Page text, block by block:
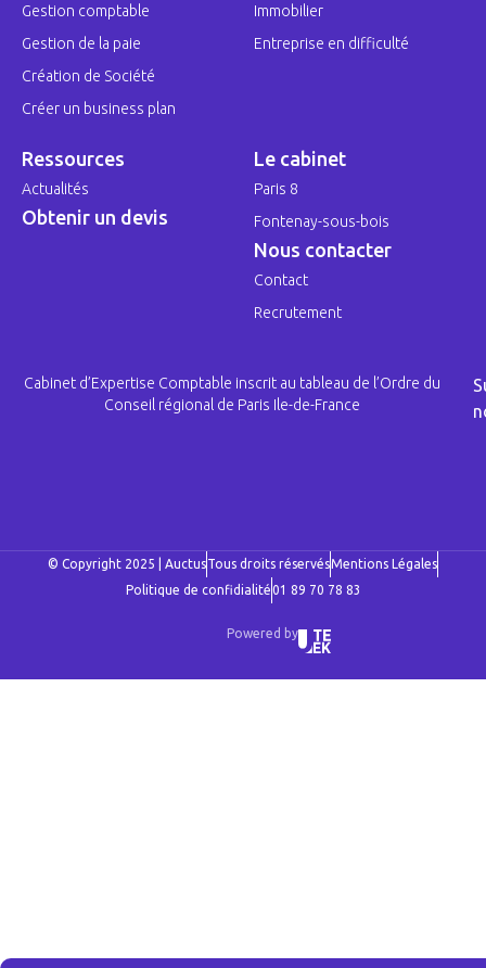
Gestion comptable
Gestion de la paie
Création de Société
Créer un business plan
Immobilier
Entreprise en difficulté
Ressources
Actualités
Obtenir un devis
Le cabinet
Paris 8
Fontenay-sous-bois
Nous contacter
Contact
Recrutement
Cabinet d’Expertise Comptable inscrit au tableau de l’Ordre du
Conseil régional de Paris Ile-de-France
© Copyright 2025 | AuctusTous droits réservésMentions Légales
Politique de confidialité01 89 70 78 83
Powered by